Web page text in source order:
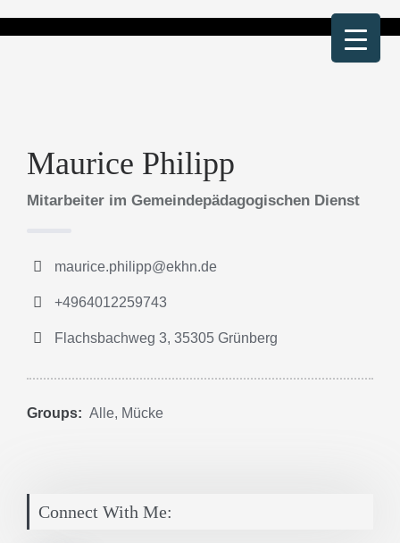
Inhalt
Maurice Philipp
Mitarbeiter im Gemeindepädagogischen Dienst
maurice.philipp@ekhn.de
+4964012259743
Flachsbachweg 3, 35305 Grünberg
Groups: Alle, Mücke
Connect With Me: